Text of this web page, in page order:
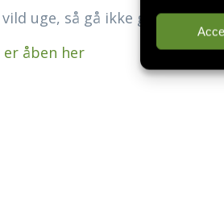
uge, så gå ikke glip af
åben her